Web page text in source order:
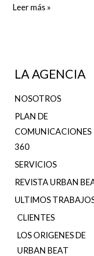
Leer más »
LA AGENCIA
NOSOTROS
PLAN DE
COMUNICACIONES
360
SERVICIOS
REVISTA URBAN
ULTIMOS
CLIENTES
LOS ORIGENES DE
URBAN BEAT